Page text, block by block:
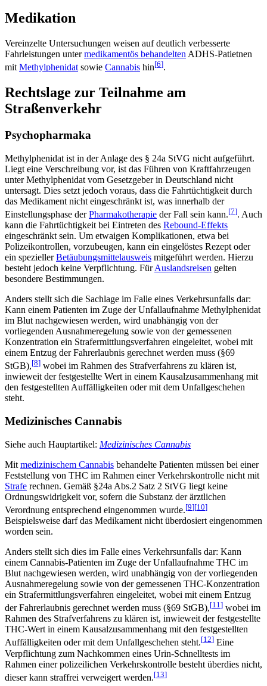
Medikation
Vereinzelte Untersuchungen weisen auf deutlich verbesserte
Fahrleistungen untermedikamentös behandelten ADHS-Patietnen
mit Methylphenidat sowie Cannabis hin[6].
Rechtslage zur Teilnahme am
Straßenverkehr
Psychopharmaka
Methylphenidat ist in der Anlage des § 24a StVG nicht aufgeführt.
Liegt eine Verschreibung vor, ist das Führen von Kraftfahrzeugen
unter Methylphenidat vom Gesetzgeber in Deutschland nicht
untersagt. Dies setzt jedoch voraus, dass die Fahrtüchtigkeit durch
das Medikament nicht eingeschränkt ist, was innerhalb der
Einstellungsphase derPharmakotherapie der Fall sein kann.[7]. Auch
kann die Fahrtüchtigkeit bei Eintreten des Rebound-Effekts
eingeschränkt sein. Um etwaigen Komplikationen, etwa bei
Polizeikontrollen, vorzubeugen, kann ein eingelöstes Rezept oder
ein speziellerBetäubungsmittelausweis mitgeführt werden. Hierzu
besteht jedoch keine Verpflichtung. FürAuslandsreisen gelten
besondere Bestimmungen.
Anders stellt sich die Sachlage im Falle eines Verkehrsunfalls dar:
Kann einem Patienten im Zuge der Unfallaufnahme Methylphenidat
im Blut nachgewiesen werden, wird unabhängig von der
vorliegenden Ausnahmeregelung sowie von der gemessenen
Konzentration ein Strafermittlungsverfahren eingeleitet, wobei mit
einem Entzug der Fahrerlaubnis gerechnet werden muss (§69
StGB),[8] wobei im Rahmen des Strafverfahrens zu klären ist,
inwieweit der festgestellte Wert in einem Kausalzusammenhang mit
den festgestellten Auffälligkeiten oder mit dem Unfallgeschehen
steht.
Medizinisches Cannabis
Siehe auch Hauptartikel: Medizinisches Cannabis
Mit medizinischem Cannabis behandelte Patienten müssen bei einer
Feststellung von THC im Rahmen einer Verkehrskontrolle nicht mit
Strafe rechnen. Gemäß §24a Abs.2 Satz 2 StVG liegt keine
Ordnungswidrigkeit vor, sofern die Substanz der ärztlichen
Verordnung entsprechend eingenommen wurde.[9][10]
Beispielsweise darf das Medikament nicht überdosiert eingenommen
worden sein.
Anders stellt sich dies im Falle eines Verkehrsunfalls dar: Kann
einem Cannabis-Patienten im Zuge der Unfallaufnahme THC im
Blut nachgewiesen werden, wird unabhängig von der vorliegenden
Ausnahmeregelung sowie von der gemessenen THC-Konzentration
ein Strafermittlungsverfahren eingeleitet, wobei mit einem Entzug
der Fahrerlaubnis gerechnet werden muss (§69 StGB),[11] wobei im
Rahmen des Strafverfahrens zu klären ist, inwieweit der festgestellte
THC-Wert in einem Kausalzusammenhang mit den festgestellten
Auffälligkeiten oder mit dem Unfallgeschehen steht.[12] Eine
Verpflichtung zum Nachkommen eines Urin-Schnelltests im
Rahmen einer polizeilichen Verkehrskontrolle besteht überdies nicht,
dieser kann straffrei verweigert werden.[13]